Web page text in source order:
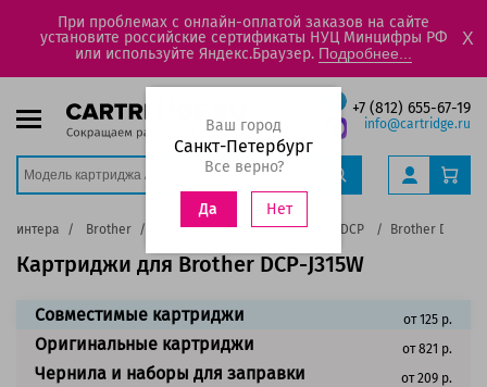
При проблемах с онлайн-оплатой заказов на сайте
установите российские сертификаты НУЦ Минцифры РФ
или используйте Яндекс.Браузер. Подробнее...
X
+7 (812) 655-67-19
info@cartridge.ru
Ваш город
Санкт-Петербург
Все верно?
Да Нет
Brother Струйные принтеры, МФУ DCP Brother DCP-
Картриджи для Brother DCP-J315W
Совместимые картриджи от 125 р.
Оригинальные картриджи от 821 р.
Чернила и наборы для заправки от 209 р.